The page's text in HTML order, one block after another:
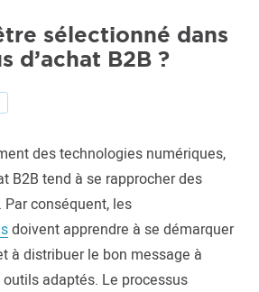
sélectionné dans
d’achat B2B ?
des technologies numériques,
B2B tend à se rapprocher des
conséquent, les
doivent apprendre à se démarquer
à distribuer le bon message à
adaptés. Le processus